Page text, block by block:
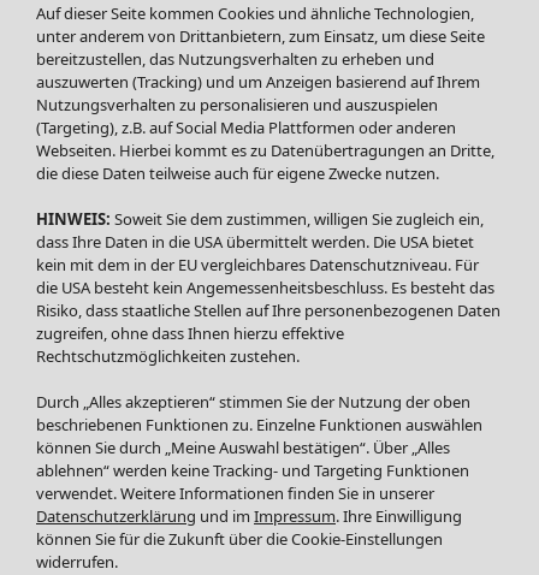
SALE Mode
Alle anzeigen
Kleider
Tuniken
Blusen
Pullover & Shirts
Strickjacken
Hosen
Röcke
Jacken & Mäntel
Leggings /Strumpfhosen
Schuhe
Bademode
Basics
SALE Zuhause
Alle anzeigen
Dekoration
Textilien
Frottee
Auf dieser Seite kommen Cookies und ähnliche Technologien,
unter anderem von Drittanbietern, zum Einsatz, um diese Seite
bereitzustellen, das Nutzungsverhalten zu erheben und
auszuwerten (Tracking) und um Anzeigen basierend auf Ihrem
Nutzungsverhalten zu personalisieren und auszuspielen
(Targeting), z.B. auf Social Media Plattformen oder anderen
Webseiten. Hierbei kommt es zu Datenübertragungen an Dritte,
die diese Daten teilweise auch für eigene Zwecke nutzen.
HINWEIS: Soweit Sie dem zustimmen, willigen Sie zugleich ein,
dass Ihre Daten in die USA übermittelt werden. Die USA bietet
kein mit dem in der EU vergleichbares Datenschutzniveau. Für
die USA besteht kein Angemessenheitsbeschluss. Es besteht das
Risiko, dass staatliche Stellen auf Ihre personenbezogenen Daten
zugreifen, ohne dass Ihnen hierzu effektive
Rechtschutzmöglichkeiten zustehen.
Durch „Alles akzeptieren“ stimmen Sie der Nutzung der oben
beschriebenen Funktionen zu. Einzelne Funktionen auswählen
können Sie durch „Meine Auswahl bestätigen“. Über „Alles
ablehnen“ werden keine Tracking- und Targeting Funktionen
verwendet. Weitere Informationen finden Sie in unserer
Datenschutzerklärung und im Impressum. Ihre Einwilligung
können Sie für die Zukunft über die Cookie-Einstellungen
widerrufen.